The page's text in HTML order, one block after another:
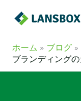
ホーム
ブログ
ブランディング